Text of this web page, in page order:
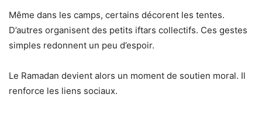
Même dans les camps, certains décorent les tentes.
D’autres organisent des petits iftars collectifs. Ces gestes
simples redonnent un peu d’espoir.
Le Ramadan devient alors un moment de soutien moral. Il
renforce les liens sociaux.